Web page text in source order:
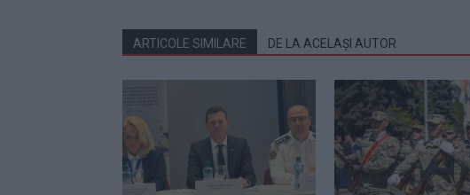
ARTICOLE SIMILARE DE LA ACELAȘI AUTOR